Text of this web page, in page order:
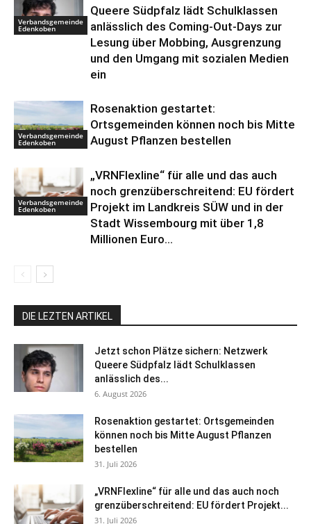
Verbandsgemeinde
Edenkoben
Queere Südpfalz lädt Schulklassen
anlässlich des Coming-Out-Days zur
Lesung über Mobbing, Ausgrenzung
und den Umgang mit sozialen Medien
ein
Verbandsgemeinde
Edenkoben
Rosenaktion gestartet:
Ortsgemeinden können noch bis Mitte
August Pflanzen bestellen
Verbandsgemeinde
Edenkoben
„VRNFlexline“ für alle und das auch
noch grenzüberschreitend: EU fördert
Projekt im Landkreis SÜW und in der
Stadt Wissembourg mit über 1,8
Millionen Euro...
DIE LEZTEN ARTIKEL
Jetzt schon Plätze sichern: Netzwerk
Queere Südpfalz lädt Schulklassen
anlässlich des...
6. August 2026
Rosenaktion gestartet: Ortsgemeinden
können noch bis Mitte August Pflanzen
bestellen
31. Juli 2026
„VRNFlexline“ für alle und das auch noch
grenzüberschreitend: EU fördert Projekt...
31. Juli 2026